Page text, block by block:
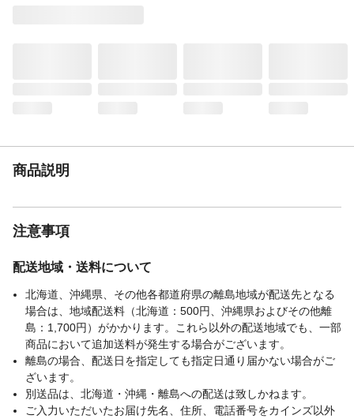
JANコード
3168430350571
関連キーワード
商品説明
注意事項
配送地域・送料について
北海道、沖縄県、その他各都道府県の離島地域が配送先となる
場合は、地域配送料（北海道：500円、沖縄県およびその他離
島：1,700円）がかかります。これら以外の配送地域でも、一部
商品において追加送料が発生する場合がございます。
離島の場合、配送日を指定しても指定日通り届かない場合がご
ざいます。
別送品は、北海道・沖縄・離島への配送は致しかねます。
ご入力いただいたお届け先名、住所、電話番号をカインズ以外